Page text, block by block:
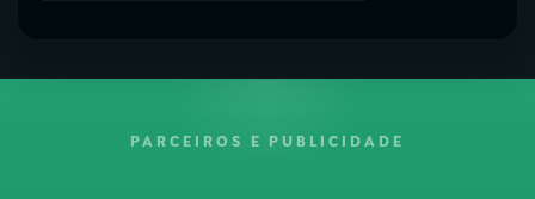
PARCEIROS E PUBLICIDADE